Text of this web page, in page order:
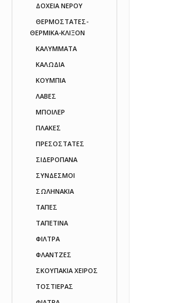
ΔΟΧΕΙΑ ΝΕΡΟΥ
ΘΕΡΜΟΣΤΑΤΕΣ-
ΘΕΡΜΙΚΑ-ΚΛΙΞΟΝ
ΚΑΛΥΜΜΑΤΑ
ΚΑΛΩΔΙΑ
ΚΟΥΜΠΙΑ
ΛΑΒΕΣ
ΜΠΟΙΛΕΡ
ΠΛΑΚΕΣ
ΠΡΕΣΟΣΤΑΤΕΣ
ΣΙΔΕΡΟΠΑΝΑ
ΣΥΝΔΕΣΜΟΙ
ΣΩΛΗΝΑΚΙΑ
ΤΑΠΕΣ
ΤΑΠΕΤΙΝΑ
ΦΙΛΤΡΑ
ΦΛΑΝΤΖΕΣ
ΣΚΟΥΠΑΚΙΑ ΧΕΙΡΟΣ
ΤΟΣΤΙΕΡΑΣ